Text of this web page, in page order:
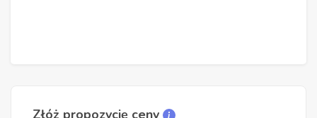
Złóż propozycję ceny